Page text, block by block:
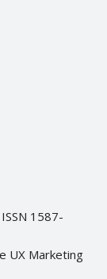
1587-
UX Marketing